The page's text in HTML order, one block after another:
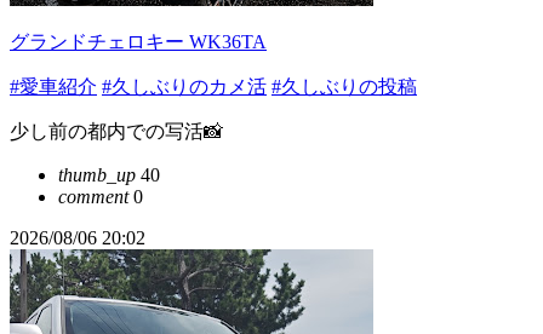
グランドチェロキー WK36TA
#愛車紹介 #久しぶりのカメ活 #久しぶりの投稿
少し前の都内での写活📸
thumb_up 40
comment0
2026/08/06 20:02